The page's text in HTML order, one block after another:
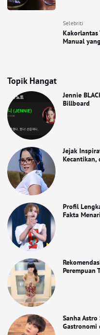
Selebriti
Kakorlantas
Manual
Topik Hangat
Jennie
Billboard
Jejak
Kecantikan,
Profil
Fakta
Perempuan
Sanha
Gastronomi